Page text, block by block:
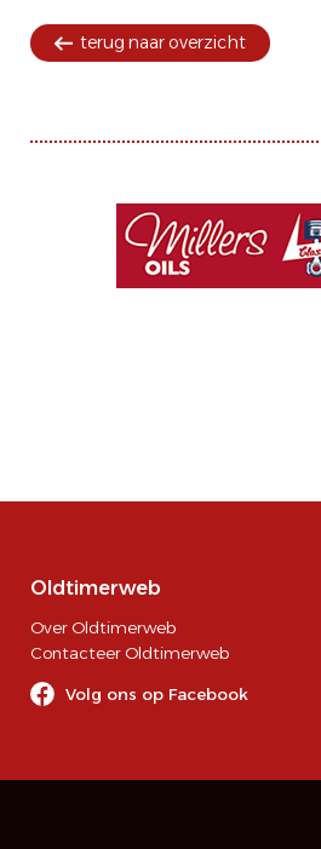
terug naar overzicht
Oldtimerweb
Over Oldtimerweb
Contacteer Oldtimerweb
Volg ons op Facebook